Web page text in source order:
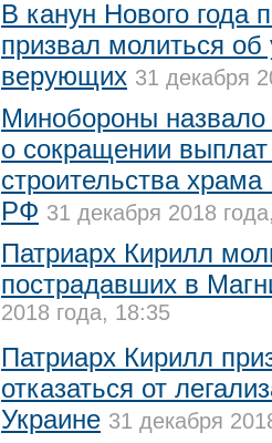
В канун Нового года
призвал молиться об
верующих 31 декабря
Минобороны
о сокращении
строительства
РФ 31 декабря 2018
Патриарх Кирилл
пострадавших в
2018 года, 18:35
Патриарх Кирилл
отказаться от
Украине 31 декабря